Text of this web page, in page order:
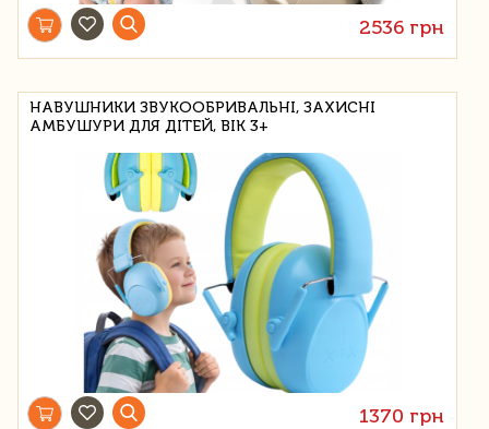
2536 грн
НАВУШНИКИ ЗВУКООБРИВАЛЬНІ, ЗАХИСНІ
АМБУШУРИ ДЛЯ ДІТЕЙ, ВІК 3+
1370 грн